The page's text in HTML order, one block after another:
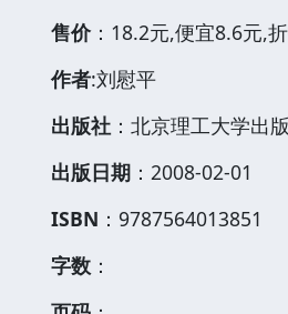
售价：18.2元,便宜8.6元,
作者:刘慰平
出版社 ：北京理工大学出
出版日期 ：2008-02-01
ISBN ：9787564013851
字数 ：